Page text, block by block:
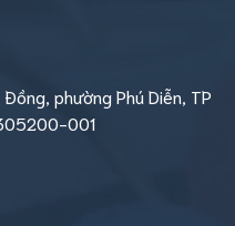
phường Phú Diễn, TP
001